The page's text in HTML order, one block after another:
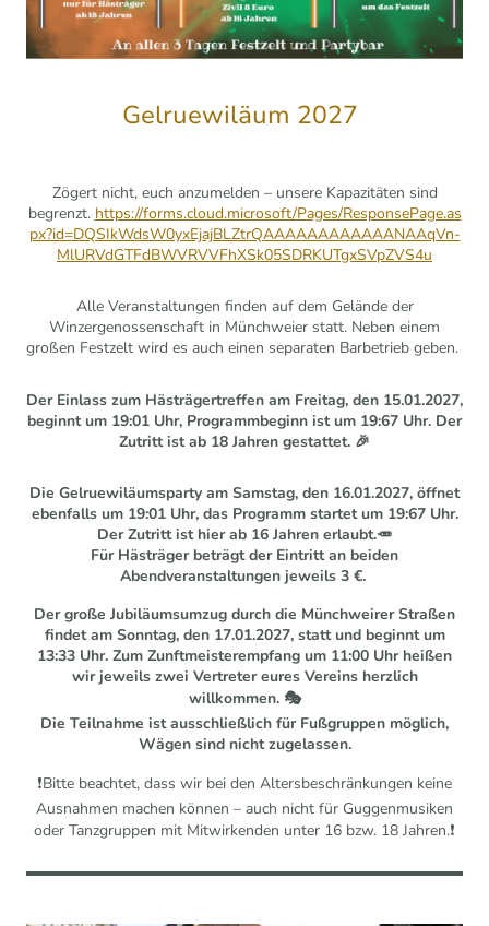
Gelruewiläum 2027
Zögert nicht, euch anzumelden – unsere Kapazitäten sind
begrenzt. https://forms.cloud.microsoft/Pages/ResponsePage.as
px?id=DQSIkWdsW0yxEjajBLZtrQAAAAAAAAAAAANAAqVn-
MlURVdGTFdBWVRVVFhXSk05SDRKUTgxSVpZVS4u
Alle Veranstaltungen finden auf dem Gelände der
Winzergenossenschaft in Münchweier statt. Neben einem
großen Festzelt wird es auch einen separaten Barbetrieb geben.
Der Einlass zum Hästrägertreffen am Freitag, den 15.01.2027,
beginnt um 19:01 Uhr, Programmbeginn ist um 19:67 Uhr. Der
Zutritt ist ab 18 Jahren gestattet. 🎉
Die Gelruewiläumsparty am Samstag, den 16.01.2027, öffnet
ebenfalls um 19:01 Uhr, das Programm startet um 19:67 Uhr.
Der Zutritt ist hier ab 16 Jahren erlaubt.🥕
Für Hästräger beträgt der Eintritt an beiden
Abendveranstaltungen jeweils 3 €.
Der große Jubiläumsumzug durch die Münchweirer Straßen
findet am Sonntag, den 17.01.2027, statt und beginnt um
13:33 Uhr. Zum Zunftmeisterempfang um 11:00 Uhr heißen
wir jeweils zwei Vertreter eures Vereins herzlich
willkommen. 🎭
Die Teilnahme ist ausschließlich für Fußgruppen möglich,
Wägen sind nicht zugelassen.
❗Bitte beachtet, dass wir bei den Altersbeschränkungen keine
Ausnahmen machen können – auch nicht für Guggenmusiken
oder Tanzgruppen mit Mitwirkenden unter 16 bzw. 18 Jahren.❗